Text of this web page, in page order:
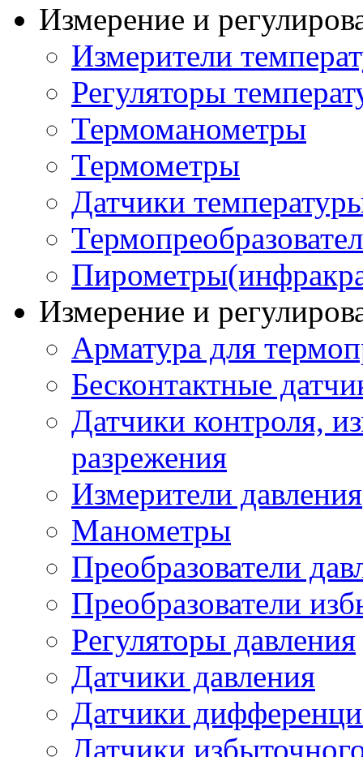
Измерение и
Измерители
Регуляторы
Термоманометры
Термометры
Датчики
Измерение и
Арматура для
Бесконтактные
Датчики контроля,
разрежения
Измерители давления
Манометры
Преобразователи
Преобразователи
Регуляторы давления
Датчики давления
Датчики
Датчики